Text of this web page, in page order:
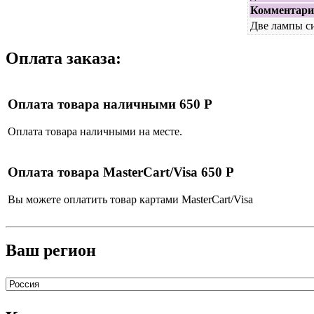
Две лампы
Оплата заказа:
Оплата товара наличными 650 Р
Оплата товара наличными на месте.
Оплата товара MasterCart/Visa 650 Р
Вы можете оплатить товар картами MasterCart/Visa
Ваш регион